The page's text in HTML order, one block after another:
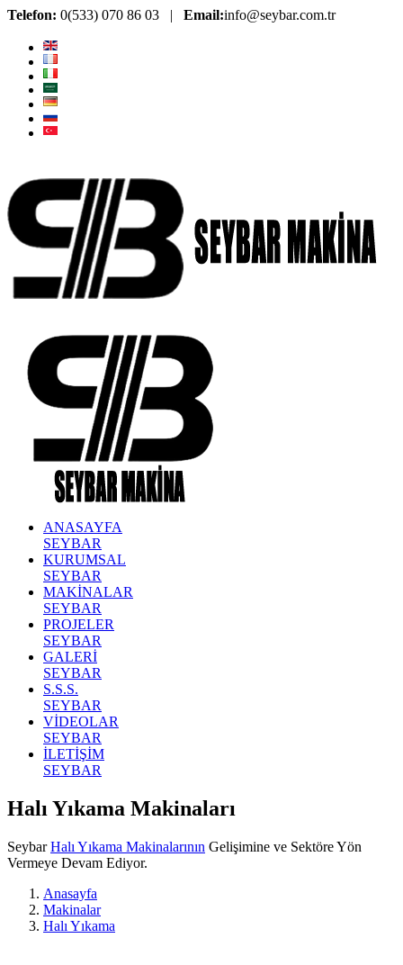
Telefon: 0(533) 070 86 03 | Email:info@seybar.com.tr
ANASAYFA
SEYBAR
KURUMSAL
SEYBAR
MAKİNALAR
SEYBAR
PROJELER
SEYBAR
GALERİ
SEYBAR
S.S.S.
SEYBAR
VİDEOLAR
SEYBAR
İLETİŞİM
SEYBAR
Halı Yıkama Makinaları
SeybarHalı Yıkama Makinalarının Gelişimine ve Sektöre Yön
Vermeye Devam Ediyor.
Anasayfa
Makinalar
Halı Yıkama